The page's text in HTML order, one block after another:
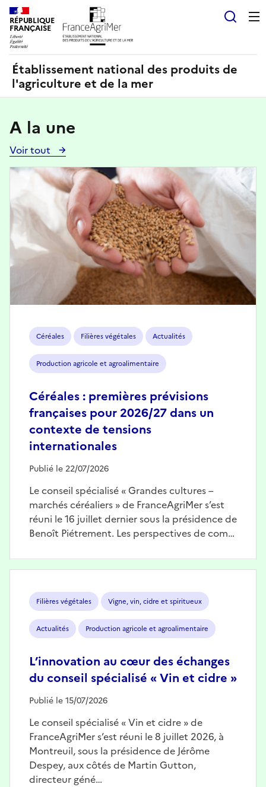
RÉPUBLIQUE
FRANÇAISE
Établissement national des produits de
l'agriculture et de la mer
A la une
Voir tout
Voir
toutes
les
actualités
Céréales Filières végétales Actualités
Production agricole et agroalimentaire
Céréales : premières prévisions
françaises pour 2026/27 dans un
contexte de tensions
internationales
Publié le 22/07/2026
Le conseil spécialisé « Grandes cultures –
marchés céréaliers » de FranceAgriMer s’est
réuni le 16 juillet dernier sous la présidence de
Benoît Piétrement. Les perspectives de com…
Image
Filières végétales Vigne, vin, cidre et spiritueux
Actualités Production agricole et agroalimentaire
L’innovation au cœur des échanges
du conseil spécialisé « Vin et cidre »
Publié le 15/07/2026
Le conseil spécialisé « Vin et cidre » de
FranceAgriMer s’est réuni le 8 juillet 2026, à
Montreuil, sous la présidence de Jérôme
Despey, aux côtés de Martin Gutton,
directeur géné…
Panneau de gestion des cookies